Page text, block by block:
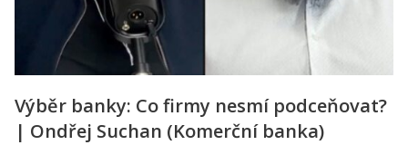
Výběr banky: Co firmy nesmí podceňovat?
| Ondřej Suchan (Komerční banka)